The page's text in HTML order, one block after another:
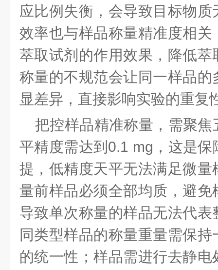
应比例失衡，会导致目标物
效率也与样品称量精准度相
萃取试剂的作用效果，降低
称量的不规范会让同一样品
显差异，直接影响实验的重复
把控样品精准称量，需聚
平精度需达到 0.1 mg，这是保
提，低精度天平无法满足微
量前样品必须全部均质，避
导致单次称量的样品无法代
同类型样品的称量重量需保
的统一性；样品需进行去静